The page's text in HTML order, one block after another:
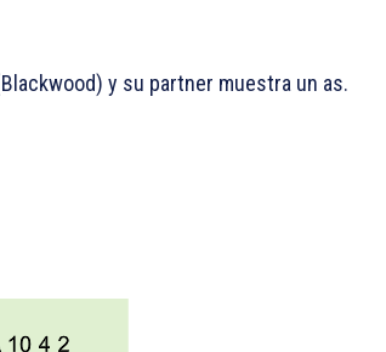
y su partner muestra un as.